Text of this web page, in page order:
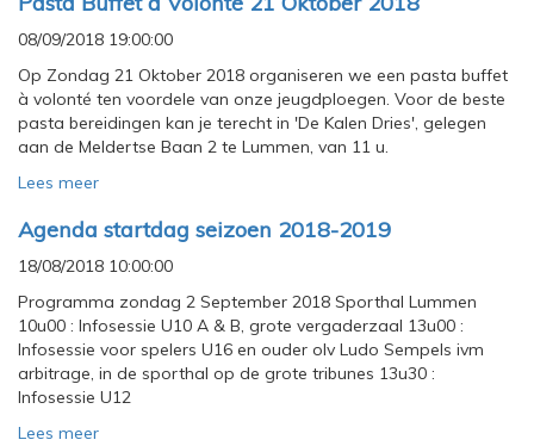
08/09/2018 19:00:00
Op Zondag 21 Oktober 2018 organiseren we een pasta buffet
à volonté ten voordele van onze jeugdploegen. Voor de beste
pasta bereidingen kan je terecht in 'De Kalen Dries', gelegen
aan de Meldertse Baan 2 te Lummen, van 11 u.
Lees meer
Agenda startdag seizoen 2018-2019
18/08/2018 10:00:00
Programma zondag 2 September 2018 Sporthal Lummen
10u00 : Infosessie U10 A & B, grote vergaderzaal 13u00 :
Infosessie voor spelers U16 en ouder olv Ludo Sempels ivm
arbitrage, in de sporthal op de grote tribunes 13u30 :
Infosessie U12
Lees meer